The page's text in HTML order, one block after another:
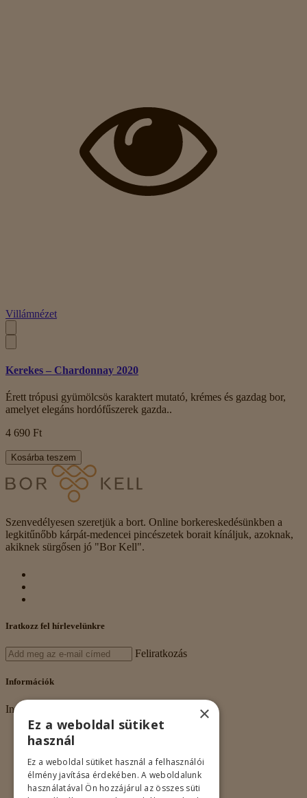
Villámnézet
Kerekes – Chardonnay 2020
Érett trópusi gyümölcsös karaktert mutató, krémes és gazdag bor,
amelyet elegáns hordófűszerek gazda..
4 690 Ft
Kosárba teszem
Szenvedélyesen szeretjük a bort. Online borkereskedésünkben a
legkitűnőbb kárpát-medencei pincészetek borait kínáljuk, azoknak,
akiknek sürgősen jó "Bor Kell".
Iratkozz fel hírlevelünkre
Feliratkozás
Információk
Információk
Rólunk
Adatkezelés
Vásárlási feltételek
Nagykereskedelem
Kapcsolat
×
Ez a weboldal sütiket
használ
Ez a weboldal sütiket használ a felhasználói
élmény javítása érdekében. A weboldalunk
használatával Ön hozzájárul az összes süti